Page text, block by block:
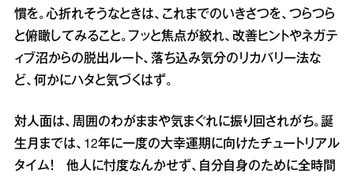
慣を。心折れそうなときは、これまでのいきさつを、つらつら
と俯瞰してみること。フッと焦点が絞れ、改善ヒントやネガテ
ィブ沼からの脱出ルート、落ち込み気分のリカバリー法な
ど、何かにハタと気づくはず。
対人面は、周囲のわがままや気まぐれに振り回されがち。誕
生月までは、12年に一度の大幸運期に向けたチュートリアル
タイム！ 他人に忖度なんかせず、自分自身のために全時間